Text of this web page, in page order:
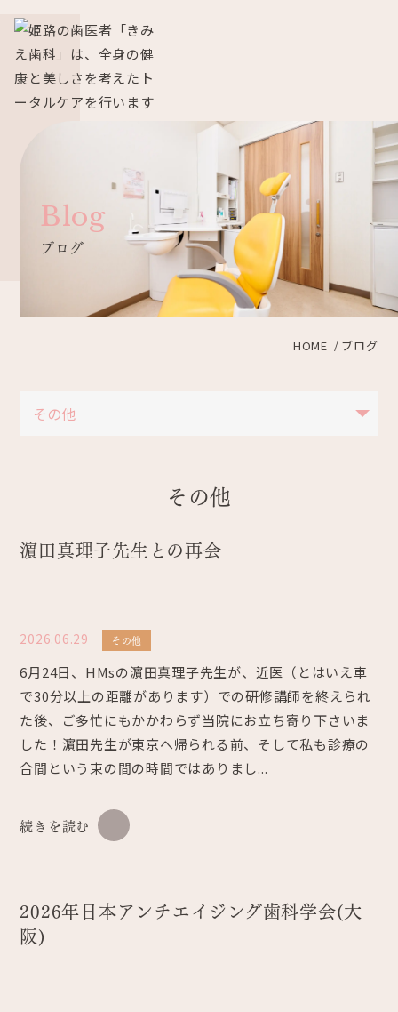
Blog
ブログ
HOME ブログ
その他
濵田真理子先生との再会
2026.06.29 その他
6月24日、HMsの濵田真理子先生が、近医（とはいえ車
で30分以上の距離があります）での研修講師を終えられ
た後、ご多忙にもかかわらず当院にお立ち寄り下さいま
した！濵田先生が東京へ帰られる前、そして私も診療の
合間という束の間の時間ではありまし...
続きを読む
2026年日本アンチエイジング歯科学会(大
阪)